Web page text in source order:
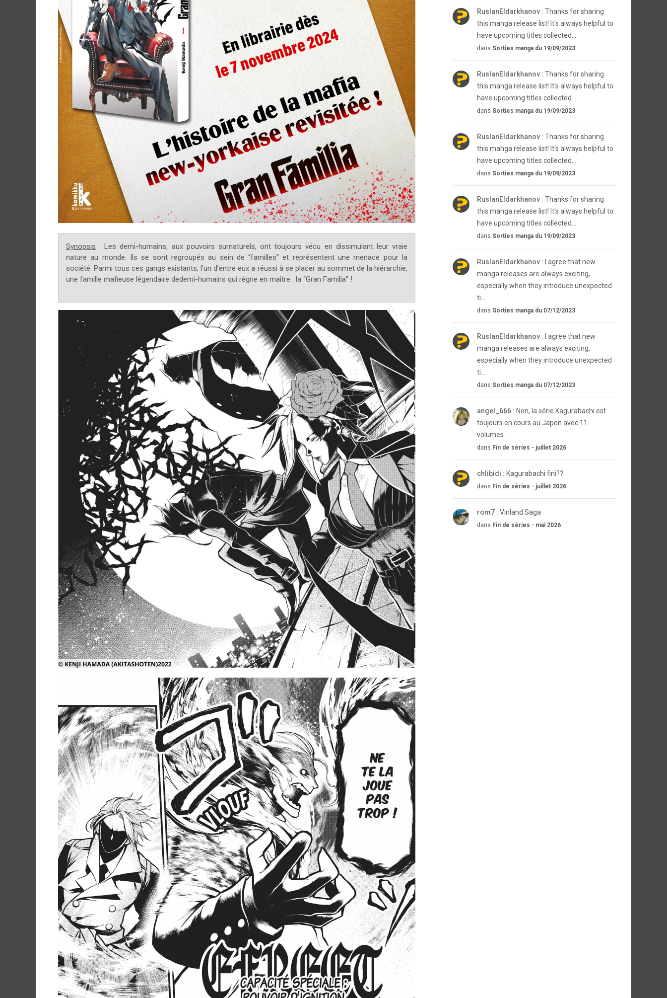
Synopsis :Les demi-humains, aux pouvoirs surnaturels, ont toujours vécu en dissimulant leur vraie
nature au monde. Ils se sont regroupés au sein de “familles” et représentent une menace pour la
société. Parmi tous ces gangs existants, l’un d’entre eux a réussi à se placer au sommet de la hiérarchie,
une famille mafieuse légendaire dedemi-humains qui règne en maître : la “Gran Familia” !
RuslanEldarkhanov : Thanks for sharing
this manga release list! It's always helpful to
have upcoming titles collected...
dans Sorties manga du 19/09/2023
RuslanEldarkhanov : Thanks for sharing
this manga release list! It's always helpful to
have upcoming titles collected...
dans Sorties manga du 19/09/2023
RuslanEldarkhanov : Thanks for sharing
this manga release list! It's always helpful to
have upcoming titles collected...
dans Sorties manga du 19/09/2023
RuslanEldarkhanov : Thanks for sharing
this manga release list! It's always helpful to
have upcoming titles collected...
dans Sorties manga du 19/09/2023
RuslanEldarkhanov :
I agree that new
manga releases are always exciting,
especially when they introduce unexpected
ti...
dans Sorties manga du 07/12/2023
RuslanEldarkhanov :
I agree that new
manga releases are always exciting,
especially when they introduce unexpected
ti...
dans Sorties manga du 07/12/2023
angel_666 : Non, la série Kagurabachi est
toujours en cours au Japon avec 11
volumes.
dans Fin de séries - juillet 2026
chlibidi : Kagurabachi fini??
dans Fin de séries - juillet 2026
rom7 : Vinland Saga
dans Fin de séries - mai 2026